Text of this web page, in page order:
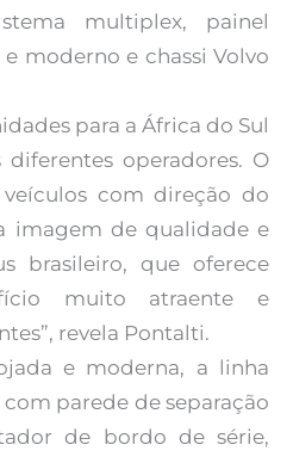
multiplex, painel
moderno e chassi Volvo
para a África do Sul
diferentes operadores. O
com direção do
imagem de qualidade e
brasileiro, que oferece
muito atraente e
revela Pontalti.
e moderna, a linha
com parede de separação
de bordo de série,